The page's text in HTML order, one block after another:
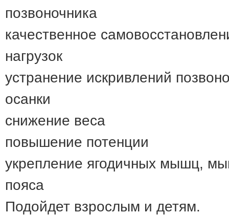
позвоночника
качественное
нагрузок
устранение искривлений
осанки
снижение веса
повышение потенции
укрепление ягодичных мышц,
пояса
Подойдет взрослым и детям.